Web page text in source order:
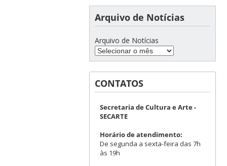
Arquivo de Notícias
Arquivo de Notícias
CONTATOS
Secretaria de Cultura e Arte -
SECARTE
Horário de atendimento:
De segunda a sexta-feira das 7h
às 19h